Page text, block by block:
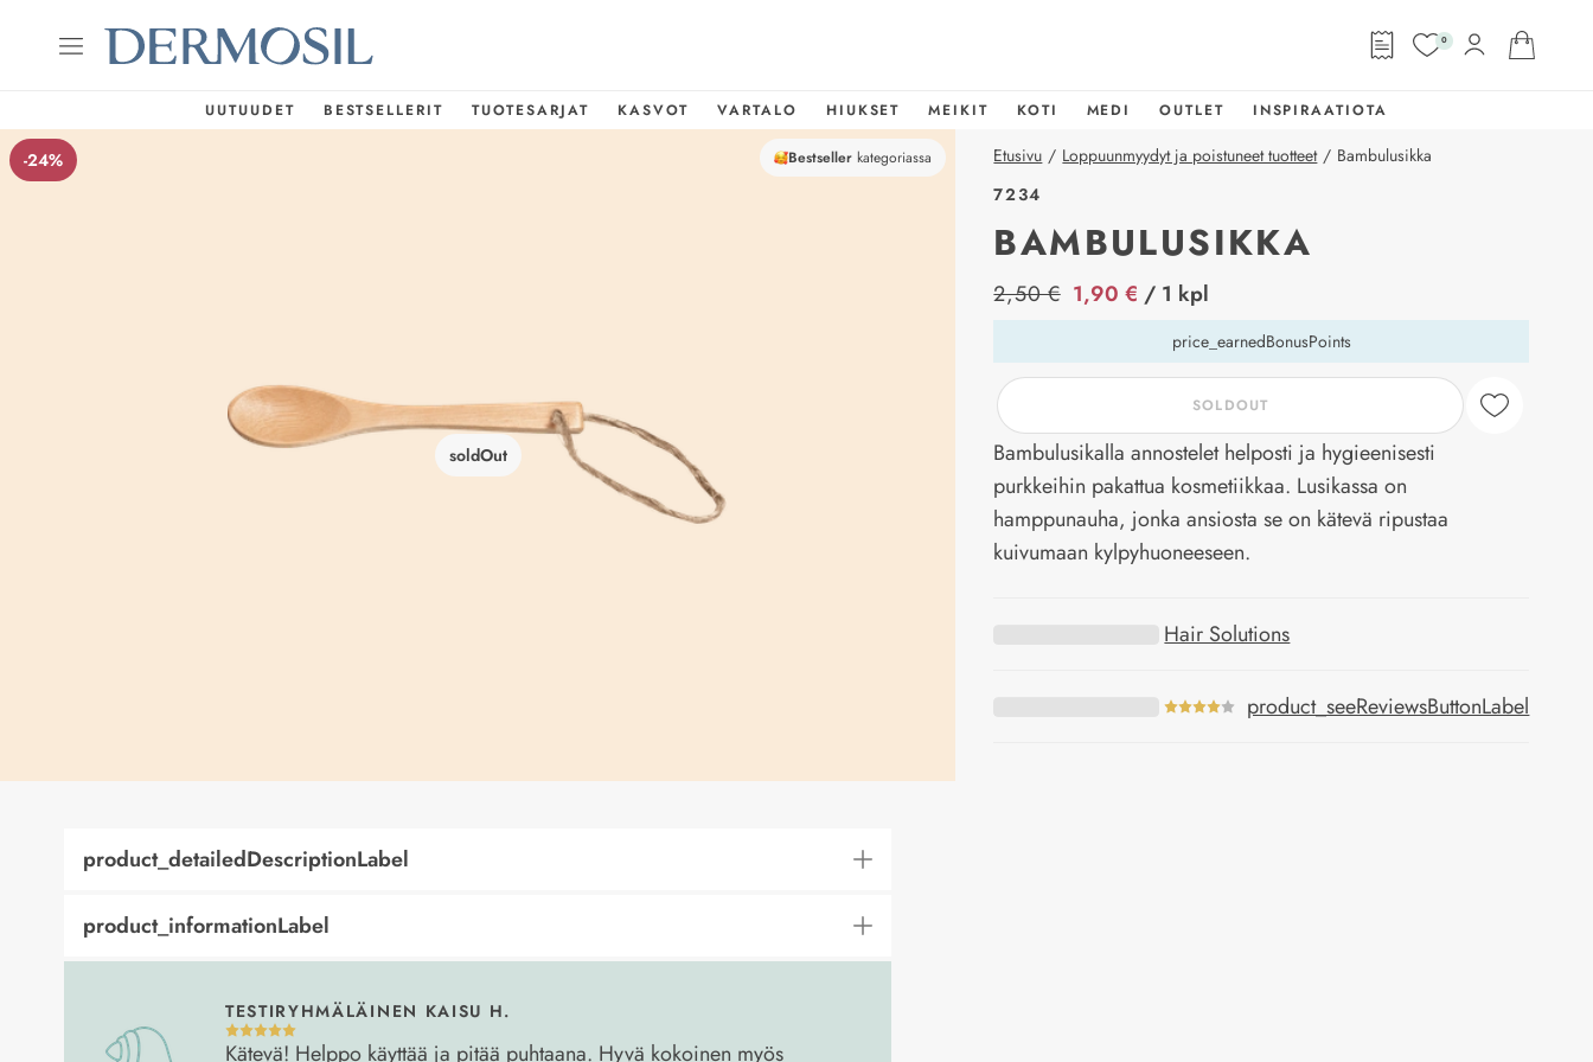
0
UUTUUDET BESTSELLERIT TUOTESARJAT KASVOT VARTALO HIUKSET MEIKIT KOTI MEDI OUTLET INSPIRAATIOTA
soldOut
-24% Bestseller kategoriassa Etusivu / Loppuunmyydyt ja poistuneet tuotteet / Bambulusikka
7234
BAMBULUSIKKA
price_label
2,50 € 1,90 € / 1 kpl
price_earnedBonusPoints
SOLDOUT
Bambulusikalla annostelet helposti ja hygieenisesti
purkkeihin pakattua kosmetiikkaa. Lusikassa on
hamppunauha, jonka ansiosta se on kätevä ripustaa
kuivumaan kylpyhuoneeseen.
Hair Solutions
product_seeReviewsButtonLabel
product_detailedDescriptionLabel
product_informationLabel
TESTIRYHMÄLÄINEN KAISU H.
Kätevä! Helppo käyttää ja pitää puhtaana. Hyvä kokoinen myös